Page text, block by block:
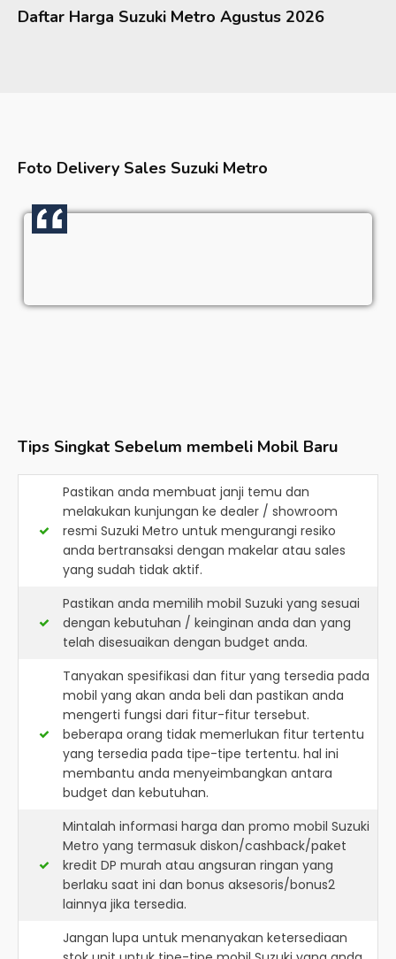
Daftar Harga Suzuki Metro Agustus 2026
Foto Delivery Sales Suzuki Metro
Tips Singkat Sebelum membeli Mobil Baru
Pastikan anda membuat janji temu dan
melakukan kunjungan ke dealer / showroom
resmi Suzuki Metro untuk mengurangi resiko
anda bertransaksi dengan makelar atau sales
yang sudah tidak aktif.
Pastikan anda memilih mobil Suzuki yang sesuai
dengan kebutuhan / keinginan anda dan yang
telah disesuaikan dengan budget anda.
Tanyakan spesifikasi dan fitur yang tersedia pada
mobil yang akan anda beli dan pastikan anda
mengerti fungsi dari fitur-fitur tersebut.
beberapa orang tidak memerlukan fitur tertentu
yang tersedia pada tipe-tipe tertentu. hal ini
membantu anda menyeimbangkan antara
budget dan kebutuhan.
Mintalah informasi harga dan promo mobil Suzuki
Metro yang termasuk diskon/cashback/paket
kredit DP murah atau angsuran ringan yang
berlaku saat ini dan bonus aksesoris/bonus2
lainnya jika tersedia.
Jangan lupa untuk menanyakan ketersediaan